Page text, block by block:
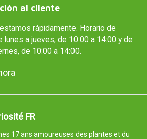
al cliente
rápidamente. Horario de
lunes a jueves, de 10:00 a 14:00 y de
de 10:00 a 14:00.
FR
17 ans amoureuses des plantes et du